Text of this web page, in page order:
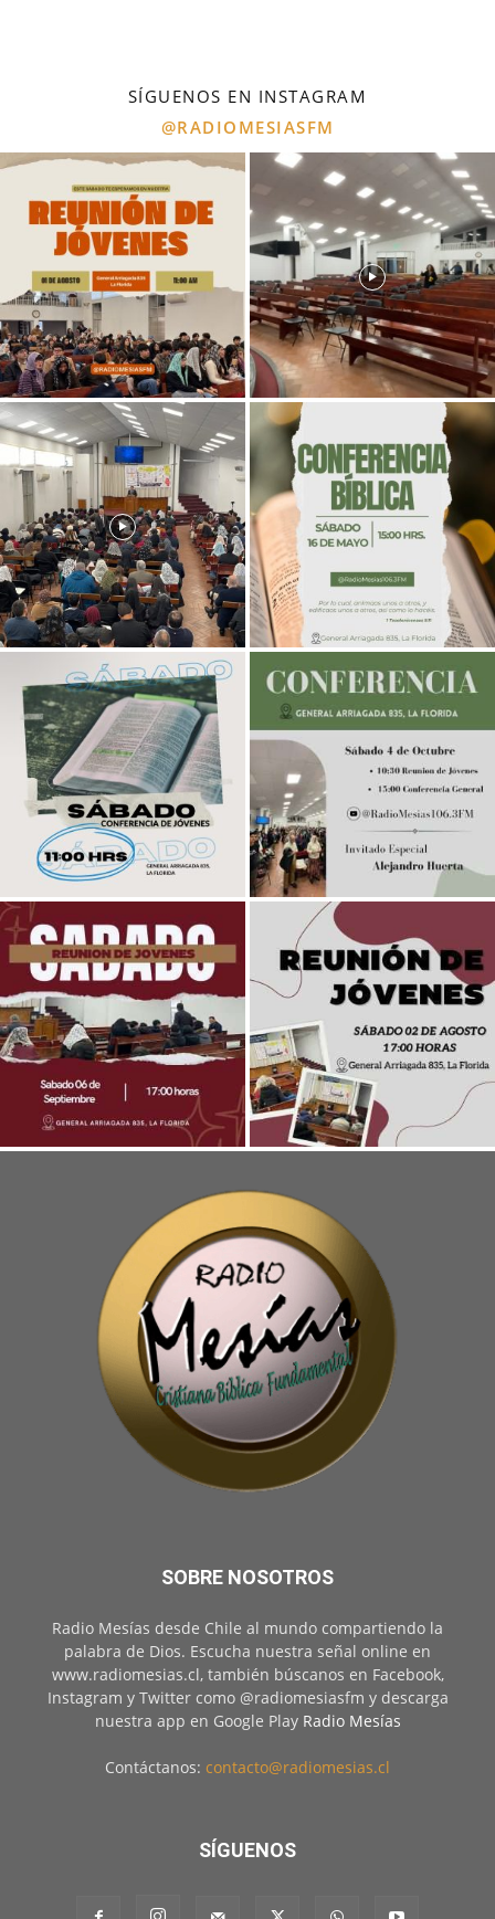
SÍGUENOS EN INSTAGRAM
@RADIOMESIASFM
SOBRE NOSOTROS
Radio Mesías desde Chile al mundo compartiendo la
palabra de Dios. Escucha nuestra señal online en
www.radiomesias.cl, también búscanos en Facebook,
Instagram y Twitter como @radiomesiasfm y descarga
nuestra app en Google Play Radio Mesías
Contáctanos: contacto@radiomesias.cl
SÍGUENOS